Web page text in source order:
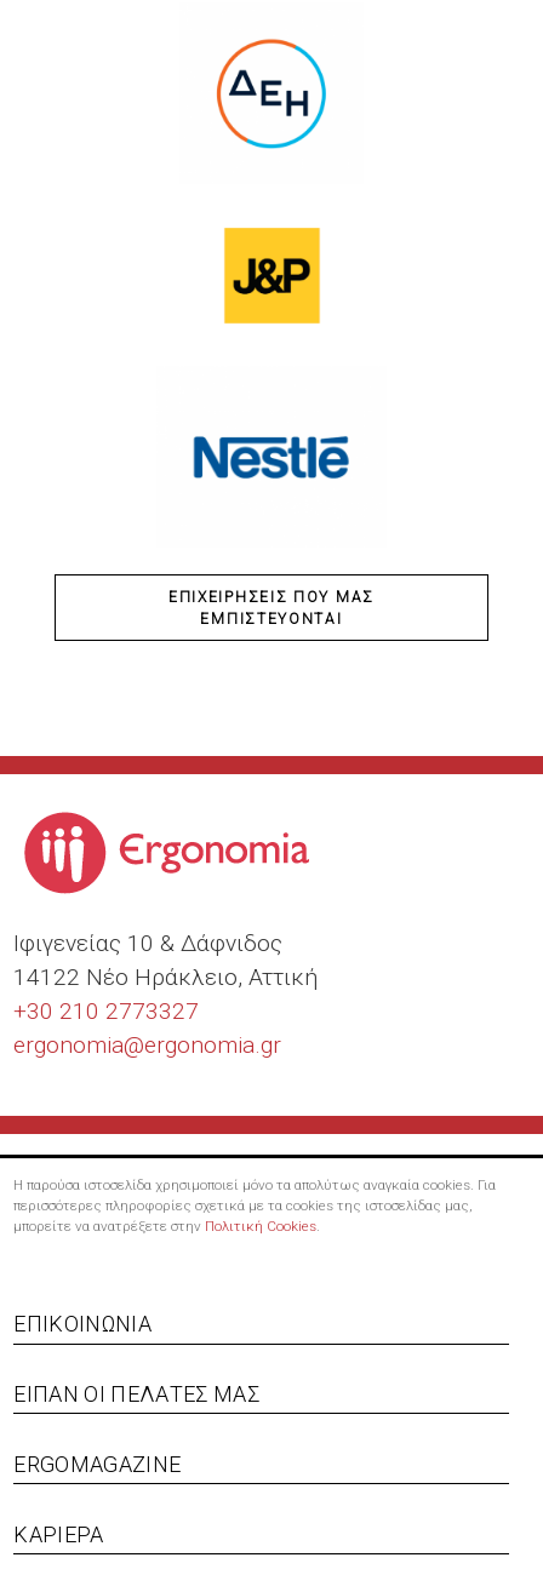
ΕΠΙΧΕΙΡΉΣΕΙΣ ΠΟΥ ΜΑΣ
ΕΜΠΙΣΤΕΎΟΝΤΑΙ
Ιφιγενείας 10 & Δάφνιδος
14122 Νέο Ηράκλειο, Αττική
+30 210 2773327
ergonomia@ergonomia.gr
Η παρούσα ιστοσελίδα χρησιμοποιεί μόνο τα απολύτως αναγκαία cookies. Για
περισσότερες πληροφορίες σχετικά με τα cookies της ιστοσελίδας μας,
μπορείτε να ανατρέξετε στην Πολιτική Cookies
Footer menu
ΕΠΙΚΟΙΝΩΝΊΑ
ΕΊΠΑΝ ΟΙ ΠΕΛΆΤΕΣ ΜΑΣ
ERGOMAGAZINE
ΚΑΡΙΈΡΑ